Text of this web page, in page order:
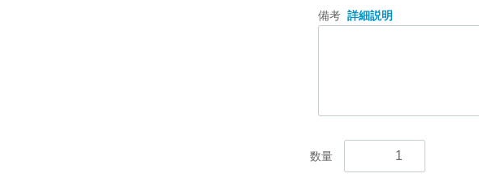
備考 詳細説明
数量